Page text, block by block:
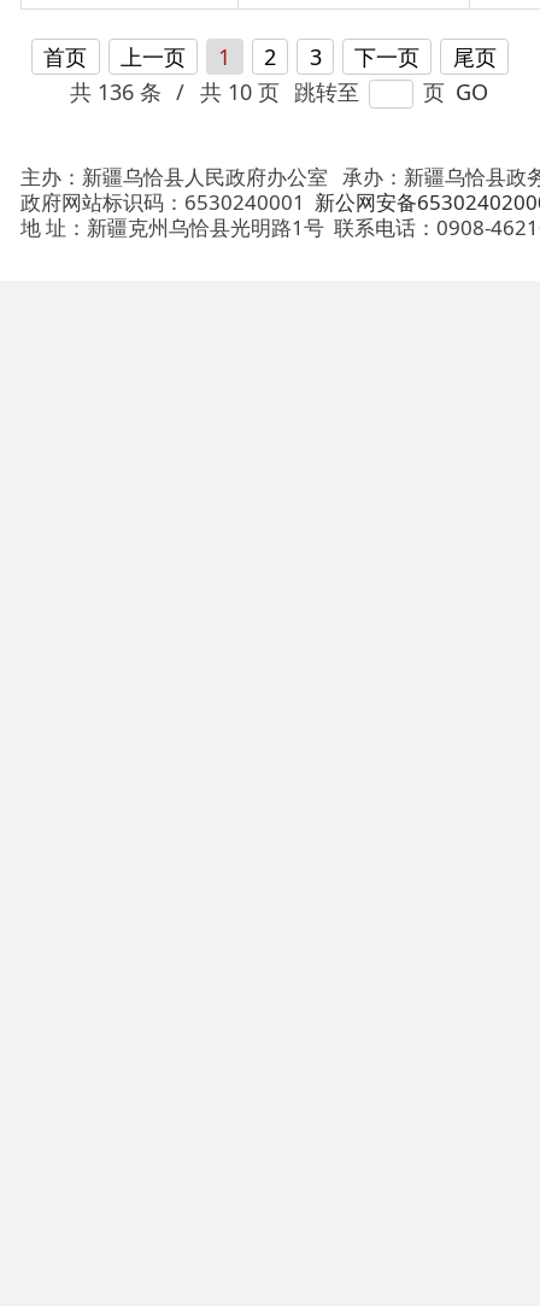
地 址：新疆克州乌恰县光明路1号 联系电话：0908-4621030